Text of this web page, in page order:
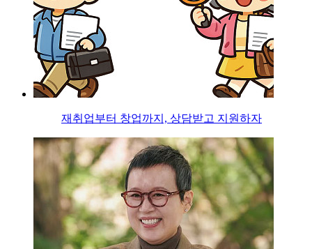
재취업부터 창업까지, 상담받고 지원하자